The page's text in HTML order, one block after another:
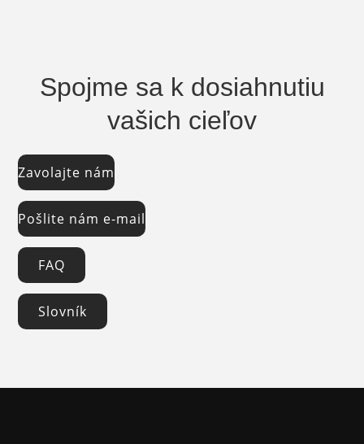
Spojme sa k dosiahnutiu
vašich cieľov
Zavolajte nám
Pošlite nám e-mail
FAQ
Slovník